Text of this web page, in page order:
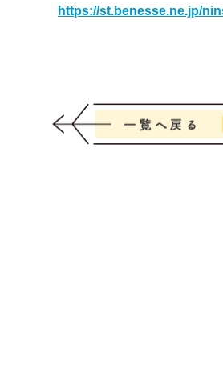
https://st.benesse.ne.jp/